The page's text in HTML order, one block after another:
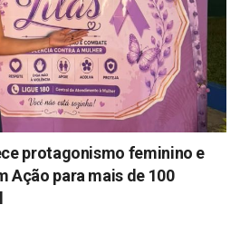
protagonismo feminino e
Ação para mais de 100